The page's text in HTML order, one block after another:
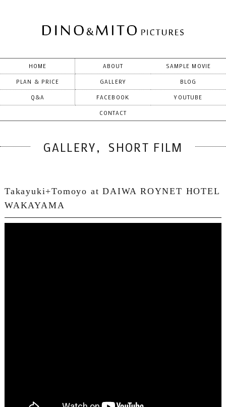
HOME ABOUT SAMPLE MOVIE
PLAN & PRICE GALLERY BLOG
Q&A FACEBOOK YOUTUBE
CONTACT
GALLERY, SHORT FILM
Takayuki+Tomoyo at DAIWA ROYNET HOTEL
WAKAYAMA